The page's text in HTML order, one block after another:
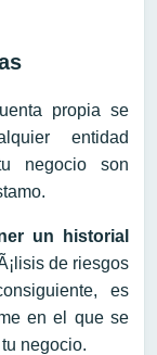
propia se
entidad
negocio son
un historial
de riesgos
es
en el que se
negocio.